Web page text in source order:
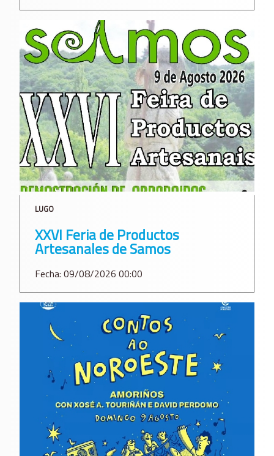
LUGO
XXVI Feria de Productos
Artesanales de Samos
Fecha: 09/08/2026 00:00